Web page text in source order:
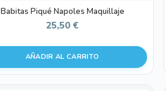
Babitas Piqué Napoles Maquillaje
25,50 €
AÑADIR AL CARRITO